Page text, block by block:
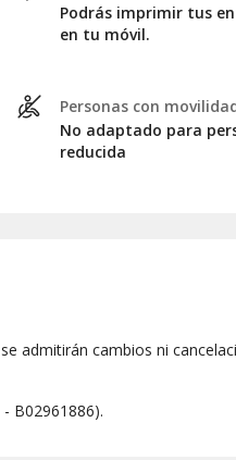
Podrás imprimir tus
en tu móvil.
Personas con
No adaptado para
reducida
admitirán cambios ni
B02961886).